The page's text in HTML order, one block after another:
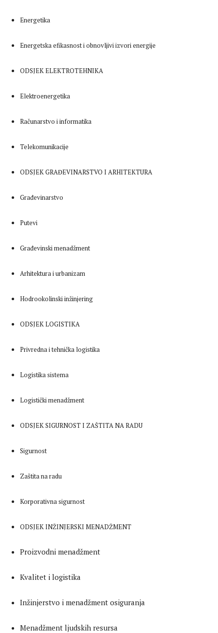
Energetika
Energetska efikasnost i obnovljivi izvori energije
ODSJEK ELEKTROTEHNIKA
Elektroenergetika
Računarstvo i informatika
Telekomunikacije
ODSJEK GRAĐEVINARSTVO I ARHITEKTURA
Građevinarstvo
Putevi
Građevinski menadžment
Arhitektura i urbanizam
Hodrookolinski inžinjering
ODSJEK LOGISTIKA
Privredna i tehnička logistika
Logistika sistema
Logistički menadžment
ODSJEK SIGURNOST I ZAŠTITA NA RADU
Sigurnost
Zaštita na radu
Korporativna sigurnost
ODSJEK INŽINJERSKI MENADŽMENT
Proizvodni menadžment
Kvalitet i logistika
Inžinjerstvo i menadžment osiguranja
Menadžment ljudskih resursa